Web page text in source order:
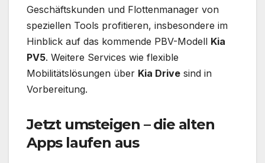
Geschäftskunden und Flottenmanager von
speziellen Tools profitieren, insbesondere im
Hinblick auf das kommende PBV-Modell Kia
PV5. Weitere Services wie flexible
Mobilitätslösungen über Kia Drive sind in
Vorbereitung.
Jetzt umsteigen – die alten
Apps laufen aus